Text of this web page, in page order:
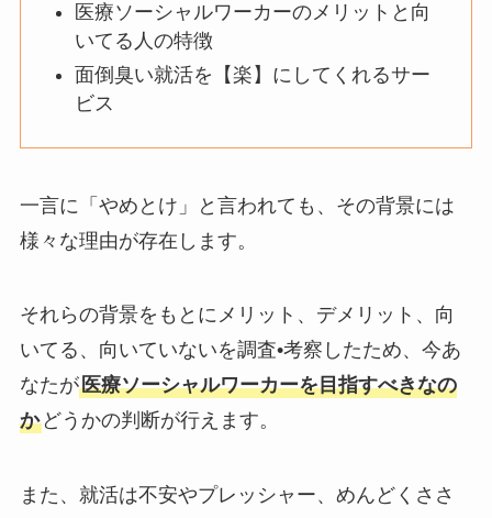
医療ソーシャルワーカーのメリットと向
いてる人の特徴
面倒臭い就活を【楽】にしてくれるサー
ビス
一言に「やめとけ」と言われても、その背景には
様々な理由が存在します。
それらの背景をもとにメリット、デメリット、向
いてる、向いていないを調査•考察したため、今あ
なたが医療ソーシャルワーカーを目指すべきなの
かどうかの判断が行えます。
また、就活は不安やプレッシャー、めんどくささ